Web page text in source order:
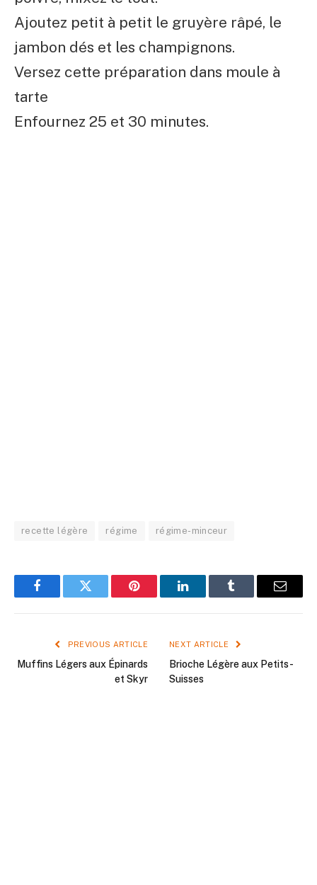
Ajoutez petit à petit le gruyère râpé, le
jambon dés et les champignons.
Versez cette préparation dans moule à
tarte
Enfournez 25 et 30 minutes.
recette légère régime régime-minceur
FacebookTwitter Pinterest LinkedInTumblr Email
PREVIOUS ARTICLE
Muffins Légers aux Épinards
et Skyr
NEXT ARTICLE
Brioche Légère aux Petits-
Suisses